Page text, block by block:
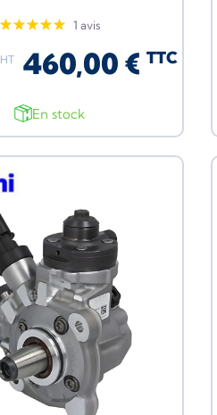
1 avis
HT 460,00 € TTC
En stock